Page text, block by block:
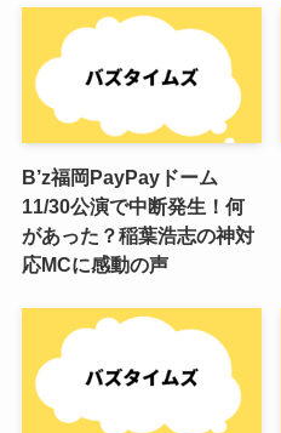
B’z福岡PayPayドーム
11/30公演で中断発生！何
があった？稲葉浩志の神対
応MCに感動の声